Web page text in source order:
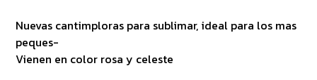
Nuevas cantimploras para sublimar, ideal para los mas
peques-
Vienen en color rosa y celeste